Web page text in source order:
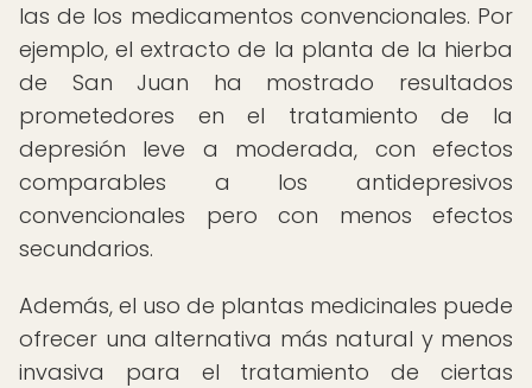
las de los medicamentos convencionales. Por
ejemplo, el extracto de la planta de la hierba
de San Juan ha mostrado resultados
prometedores en el tratamiento de la
depresión leve a moderada, con efectos
comparables a los antidepresivos
convencionales pero con menos efectos
secundarios.
Además, el uso de plantas medicinales puede
ofrecer una alternativa más natural y menos
invasiva para el tratamiento de ciertas